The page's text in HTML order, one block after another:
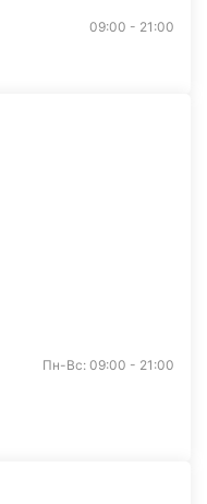
09:00 - 21:00
Пн-Вс: 09:00 - 21:00